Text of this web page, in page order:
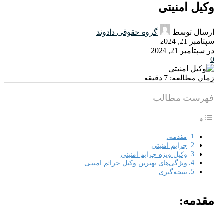
وکیل امنیتی
ارسال توسط
گروه حقوقی دادوند
سپتامبر 21, 2024
در سپتامبر 21, 2024
0
زمان مطالعه: 7 دقیقه
فهرست مطالب
مقدمه:
جرایم امنیتی
وکیل ویژه جرایم امنیتی
ویژگی‌های بهترین وکیل جرائم امنیتی
نتیجه‌گیری
مقدمه: